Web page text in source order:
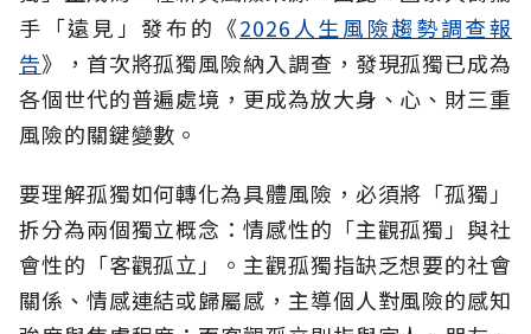
手「遠見」發布的《2026人生風險趨勢調查報
告》，首次將孤獨風險納入調查，發現孤獨已成為
各個世代的普遍處境，更成為放大身、心、財三重
風險的關鍵變數。
要理解孤獨如何轉化為具體風險，必須將「孤獨」
拆分為兩個獨立概念：情感性的「主觀孤獨」與社
會性的「客觀孤立」。主觀孤獨指缺乏想要的社會
關係、情感連結或歸屬感，主導個人對風險的感知